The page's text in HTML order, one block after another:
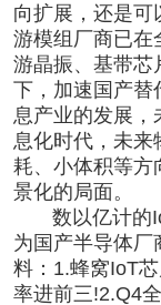
向扩展，还是可
游模组厂商已在
游晶振、基带芯
下，加速国产替
息产业的发展，
息化时代，未来
耗、小体积等方
景化的局面。
数以亿计的
为国产半导体厂
料：1.蜂窝IoT
率进前三!2.Q4